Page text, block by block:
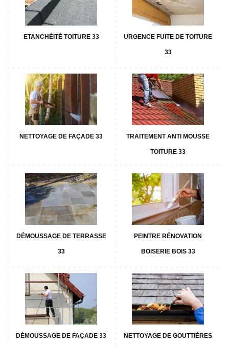
ETANCHÉITÉ TOITURE 33 URGENCE FUITE DE TOITURE
33
NETTOYAGE DE FAÇADE 33 TRAITEMENT ANTI MOUSSE
TOITURE 33
DÉMOUSSAGE DE TERRASSE
33
PEINTRE RÉNOVATION
BOISERIE BOIS 33
DÉMOUSSAGE DE FAÇADE 33 NETTOYAGE DE GOUTTIÈRES